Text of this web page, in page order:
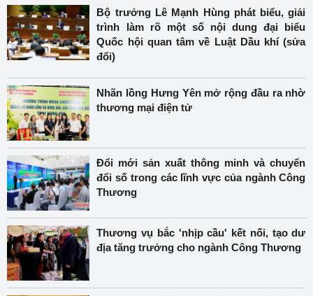
Bộ trưởng Lê Mạnh Hùng phát biểu, giải
trình làm rõ một số nội dung đại biểu
Quốc hội quan tâm về Luật Dầu khí (sửa
đổi)
Nhãn lồng Hưng Yên mở rộng đầu ra nhờ
thương mại điện tử
Đổi mới sản xuất thông minh và chuyển
đổi số trong các lĩnh vực của ngành Công
Thương
Thương vụ bắc 'nhịp cầu' kết nối, tạo dư
địa tăng trưởng cho ngành Công Thương